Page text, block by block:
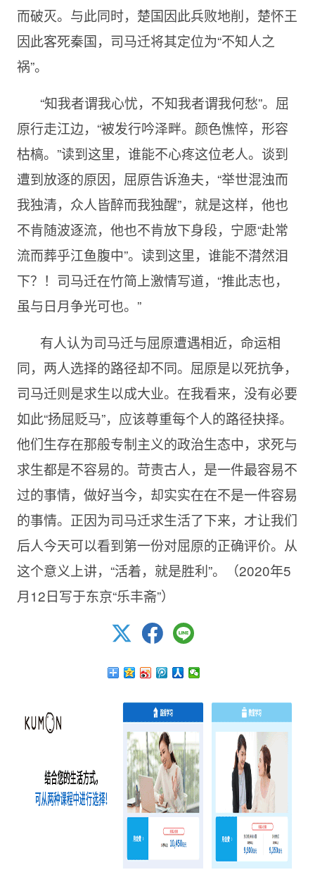
而破灭。与此同时，楚国因此兵败地削，楚怀王
因此客死秦国，司马迁将其定位为“不知人之
祸”。
“知我者谓我心忧，不知我者谓我何愁”。屈
原行走江边，“被发行吟泽畔。颜色憔悴，形容
枯槁。”读到这里，谁能不心疼这位老人。谈到
遭到放逐的原因，屈原告诉渔夫，“举世混浊而
我独清，众人皆醉而我独醒”，就是这样，他也
不肯随波逐流，他也不肯放下身段，宁愿“赴常
流而葬乎江鱼腹中”。读到这里，谁能不潸然泪
下？！司马迁在竹简上激情写道，“推此志也，
虽与日月争光可也。”
有人认为司马迁与屈原遭遇相近，命运相
同，两人选择的路径却不同。屈原是以死抗争，
司马迁则是求生以成大业。在我看来，没有必要
如此“扬屈贬马”，应该尊重每个人的路径抉择。
他们生存在那般专制主义的政治生态中，求死与
求生都是不容易的。苛责古人，是一件最容易不
过的事情，做好当今，却实实在在不是一件容易
的事情。正因为司马迁求生活了下来，才让我们
后人今天可以看到第一份对屈原的正确评价。从
这个意义上讲，“活着，就是胜利”。（2020年5
月12日写于东京“乐丰斋”）